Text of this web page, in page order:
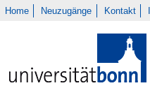
Home Neuzugänge Kontakt